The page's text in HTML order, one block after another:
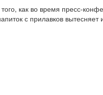
как во время пресс-
с прилавков